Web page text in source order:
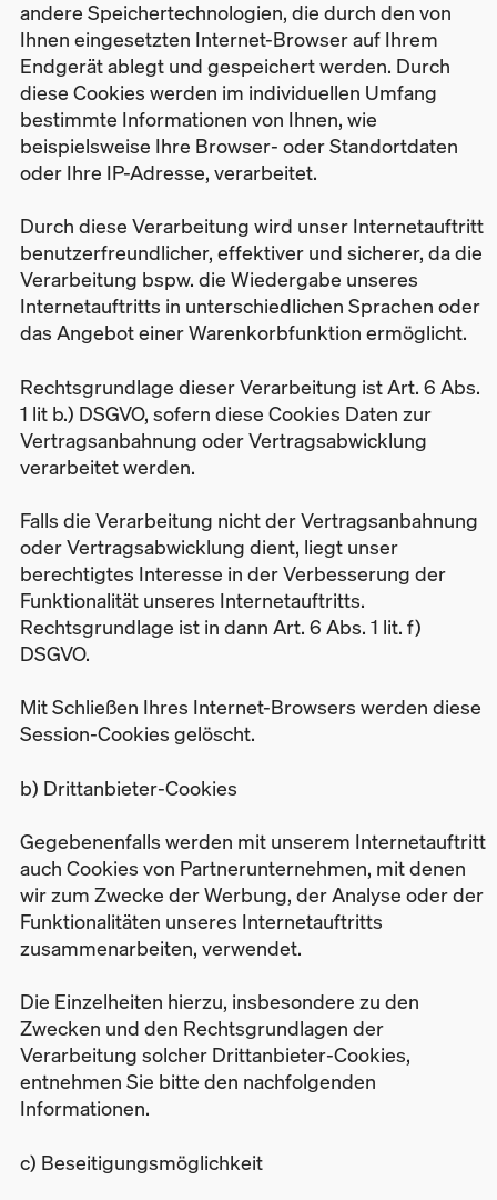
andere Speichertechnologien, die durch den von
Ihnen eingesetzten Internet-Browser auf Ihrem
Endgerät ablegt und gespeichert werden. Durch
diese Cookies werden im individuellen Umfang
bestimmte Informationen von Ihnen, wie
beispielsweise Ihre Browser- oder Standortdaten
oder Ihre IP-Adresse, verarbeitet.
Durch diese Verarbeitung wird unser Internetauftritt
benutzerfreundlicher, effektiver und sicherer, da die
Verarbeitung bspw. die Wiedergabe unseres
Internetauftritts in unterschiedlichen Sprachen oder
das Angebot einer Warenkorbfunktion ermöglicht.
Rechtsgrundlage dieser Verarbeitung ist Art. 6 Abs.
1 lit b.) DSGVO, sofern diese Cookies Daten zur
Vertragsanbahnung oder Vertragsabwicklung
verarbeitet werden.
Falls die Verarbeitung nicht der Vertragsanbahnung
oder Vertragsabwicklung dient, liegt unser
berechtigtes Interesse in der Verbesserung der
Funktionalität unseres Internetauftritts.
Rechtsgrundlage ist in dann Art. 6 Abs. 1 lit. f)
DSGVO.
Mit Schließen Ihres Internet-Browsers werden diese
Session-Cookies gelöscht.
b) Drittanbieter-Cookies
Gegebenenfalls werden mit unserem Internetauftritt
auch Cookies von Partnerunternehmen, mit denen
wir zum Zwecke der Werbung, der Analyse oder der
Funktionalitäten unseres Internetauftritts
zusammenarbeiten, verwendet.
Die Einzelheiten hierzu, insbesondere zu den
Zwecken und den Rechtsgrundlagen der
Verarbeitung solcher Drittanbieter-Cookies,
entnehmen Sie bitte den nachfolgenden
Informationen.
c) Beseitigungsmöglichkeit